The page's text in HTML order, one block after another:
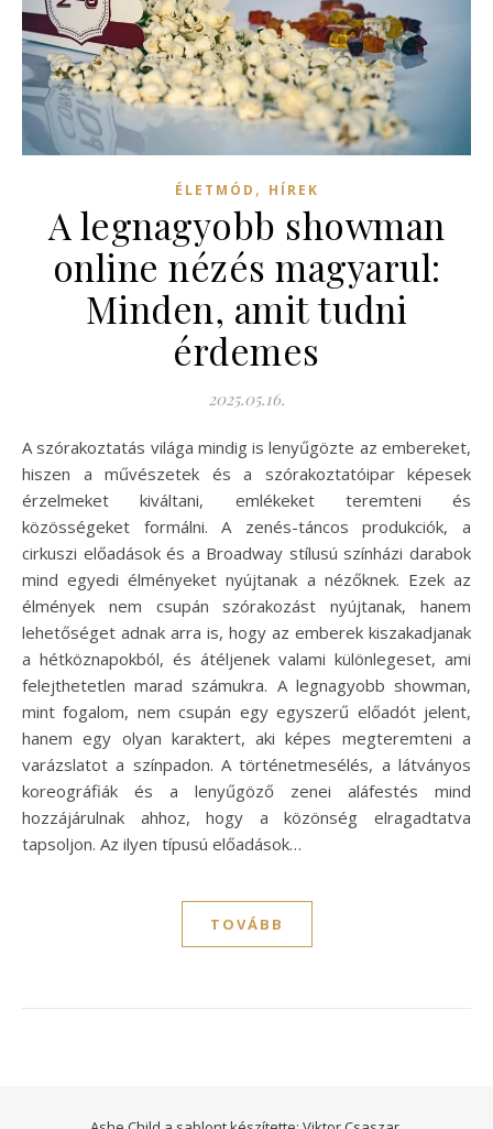
ÉLETMÓD , HÍREK
A legnagyobb showman
online nézés magyarul:
Minden, amit tudni
érdemes
2025.05.16.
A szórakoztatás világa mindig is lenyűgözte az embereket,
hiszen a művészetek és a szórakoztatóipar képesek
érzelmeket kiváltani, emlékeket teremteni és
közösségeket formálni. A zenés-táncos produkciók, a
cirkuszi előadások és a Broadway stílusú színházi darabok
mind egyedi élményeket nyújtanak a nézőknek. Ezek az
élmények nem csupán szórakozást nyújtanak, hanem
lehetőséget adnak arra is, hogy az emberek kiszakadjanak
a hétköznapokból, és átéljenek valami különlegeset, ami
felejthetetlen marad számukra. A legnagyobb showman,
mint fogalom, nem csupán egy egyszerű előadót jelent,
hanem egy olyan karaktert, aki képes megteremteni a
varázslatot a színpadon. A történetmesélés, a látványos
koreográfiák és a lenyűgöző zenei aláfestés mind
hozzájárulnak ahhoz, hogy a közönség elragadtatva
tapsoljon. Az ilyen típusú előadások…
TOVÁBB